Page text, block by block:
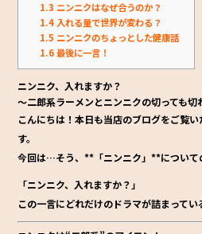
1.3 ニンニクはなぜ合うのか？
1.4入れる量で世界が変わる？
1.5 ニンニクのちょっとした健康話
1.6最後に一言！
ニンニク、入れますか？
～二郎系ラーメンとニンニクの切っても切
こんにちは！本日も当店のブログをご覧
す。
今回は…そう、**「ニンニク」**について
「ニンニク、入れますか？」
この一言にどれだけのドラマが詰まって